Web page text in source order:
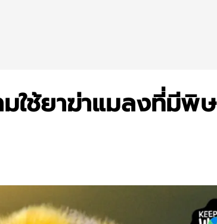
ใช้ยาฆ่าแมลงที่มีพิษ